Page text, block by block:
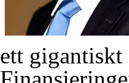
ett